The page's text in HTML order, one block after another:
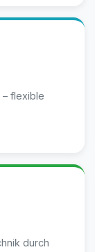
flexible
durch